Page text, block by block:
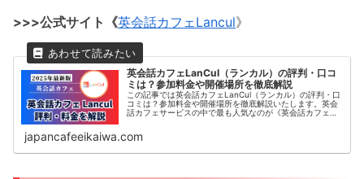
>>>公式サイト《英会話カフェLancul》
英会話カフェLanCul（ランカル）の評判・口コ
ミは？参加料金や開催場所を徹底解説
この記事では英会話カフェLanCul（ランカル）の評判・口
コミは？参加料金や開催場所を徹底解説いたします。英会
話カフェサービスの中で最も人気なのが《英会話カフェ
japancafeeikaiwa.com